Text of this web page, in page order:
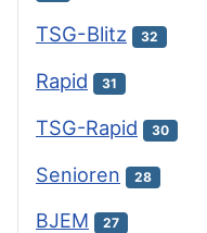
TSG-Blitz 32
Rapid 31
TSG-Rapid 30
Senioren 28
BJEM 27